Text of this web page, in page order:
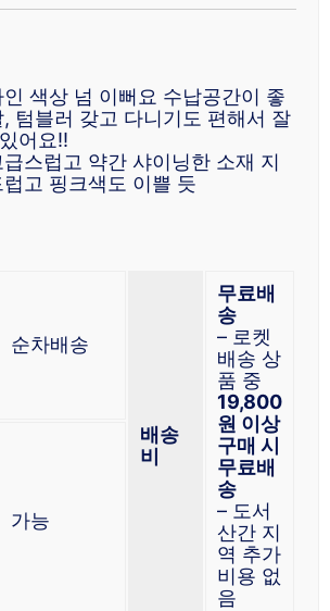
색상 넘 이뻐요 수납공간이 좋
텀블러 갖고 다니기도 편해서 잘
어요!!
스럽고 약간 샤이닝한 소재 지
고 핑크색도 이쁠 듯
순차배송
배송
비
무료배
송
– 로켓
배송 상
품 중
19,800
원 이상
구매 시
무료배
송
– 도서
산간 지
역 추가
비용 없
음
가능